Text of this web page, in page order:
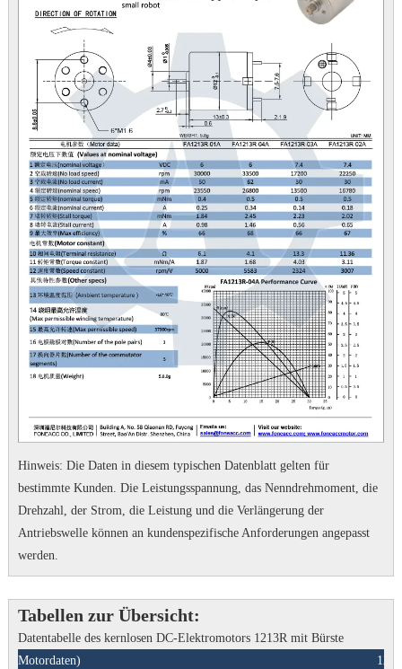
Hinweis: Die Daten in diesem typischen Datenblatt gelten für
bestimmte Kunden. Die Leistungsspannung, das Nenndrehmoment, die
Drehzahl, der Strom, die Leistung und die Verlängerung der
Antriebswelle können an kundenspezifische Anforderungen angepasst
werden.
Tabellen zur Übersicht:
Datentabelle des kernlosen DC-Elektromotors 1213R mit Bürste
Motordaten)